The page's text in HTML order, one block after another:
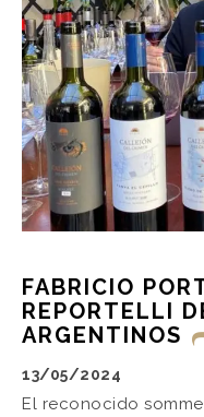
FABRICIO
REPORTELLI
ARGENTINOS
13/05/2024
El reconocido